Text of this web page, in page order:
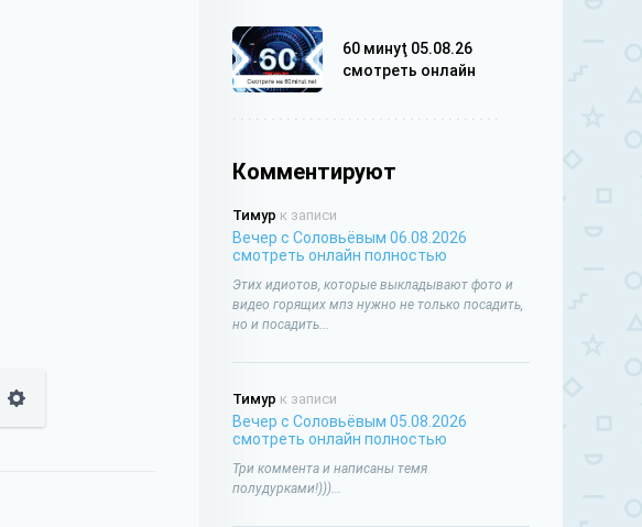
60 минуţ 05.08.26
смотреть онлайн
Комментируют
Тимур к записи
Вечер с Соловьёвым 06.08.2026
смотреть онлайн полностью
Этих идиотов, которые выкладывают фото и
видео горящих мпз нужно не только посадить,
но и посадить...
Тимур к записи
Вечер с Соловьёвым 05.08.2026
смотреть онлайн полностью
Три коммента и написаны темя
полудурками!)))...